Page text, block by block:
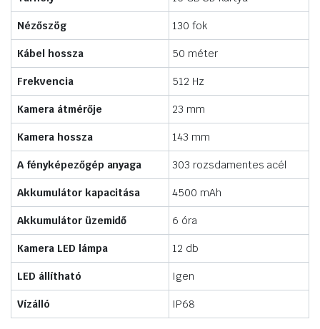
Nézőszög 130 fok
Kábel hossza 50 méter
Frekvencia 512 Hz
Kamera átmérője 23 mm
Kamera hossza 143 mm
A fényképezőgép anyaga 303 rozsdamentes acél
Akkumulátor kapacitása 4500 mAh
Akkumulátor üzemidő 6 óra
Kamera LED lámpa 12 db
LED állítható Igen
Vízálló IP68